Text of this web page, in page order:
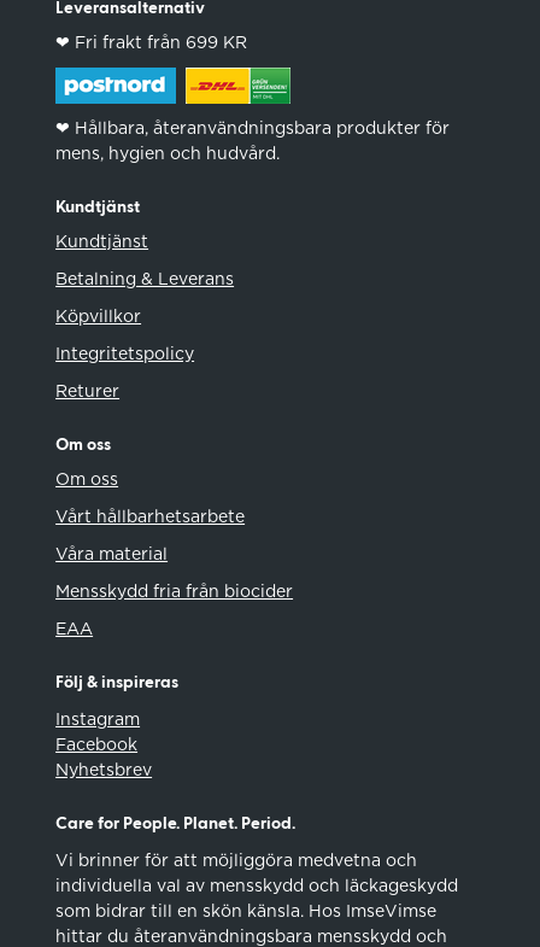
Leveransalternativ
❤︎ Fri frakt från 699 KR
❤︎ Hållbara, återanvändningsbara produkter för
mens, hygien och hudvård.
Kundtjänst
Kundtjänst
Betalning & Leverans
Köpvillkor
Integritetspolicy
Returer
Om oss
Om oss
Vårt hållbarhetsarbete
Våra material
Mensskydd fria från biocider
EAA
Följ & inspireras
Instagram
Facebook
Nyhetsbrev
Care for People. Planet. Period.
Vi brinner för att möjliggöra medvetna och
individuella val av mensskydd och läckageskydd
som bidrar till en skön känsla. Hos ImseVimse
hittar du återanvändningsbara mensskydd och